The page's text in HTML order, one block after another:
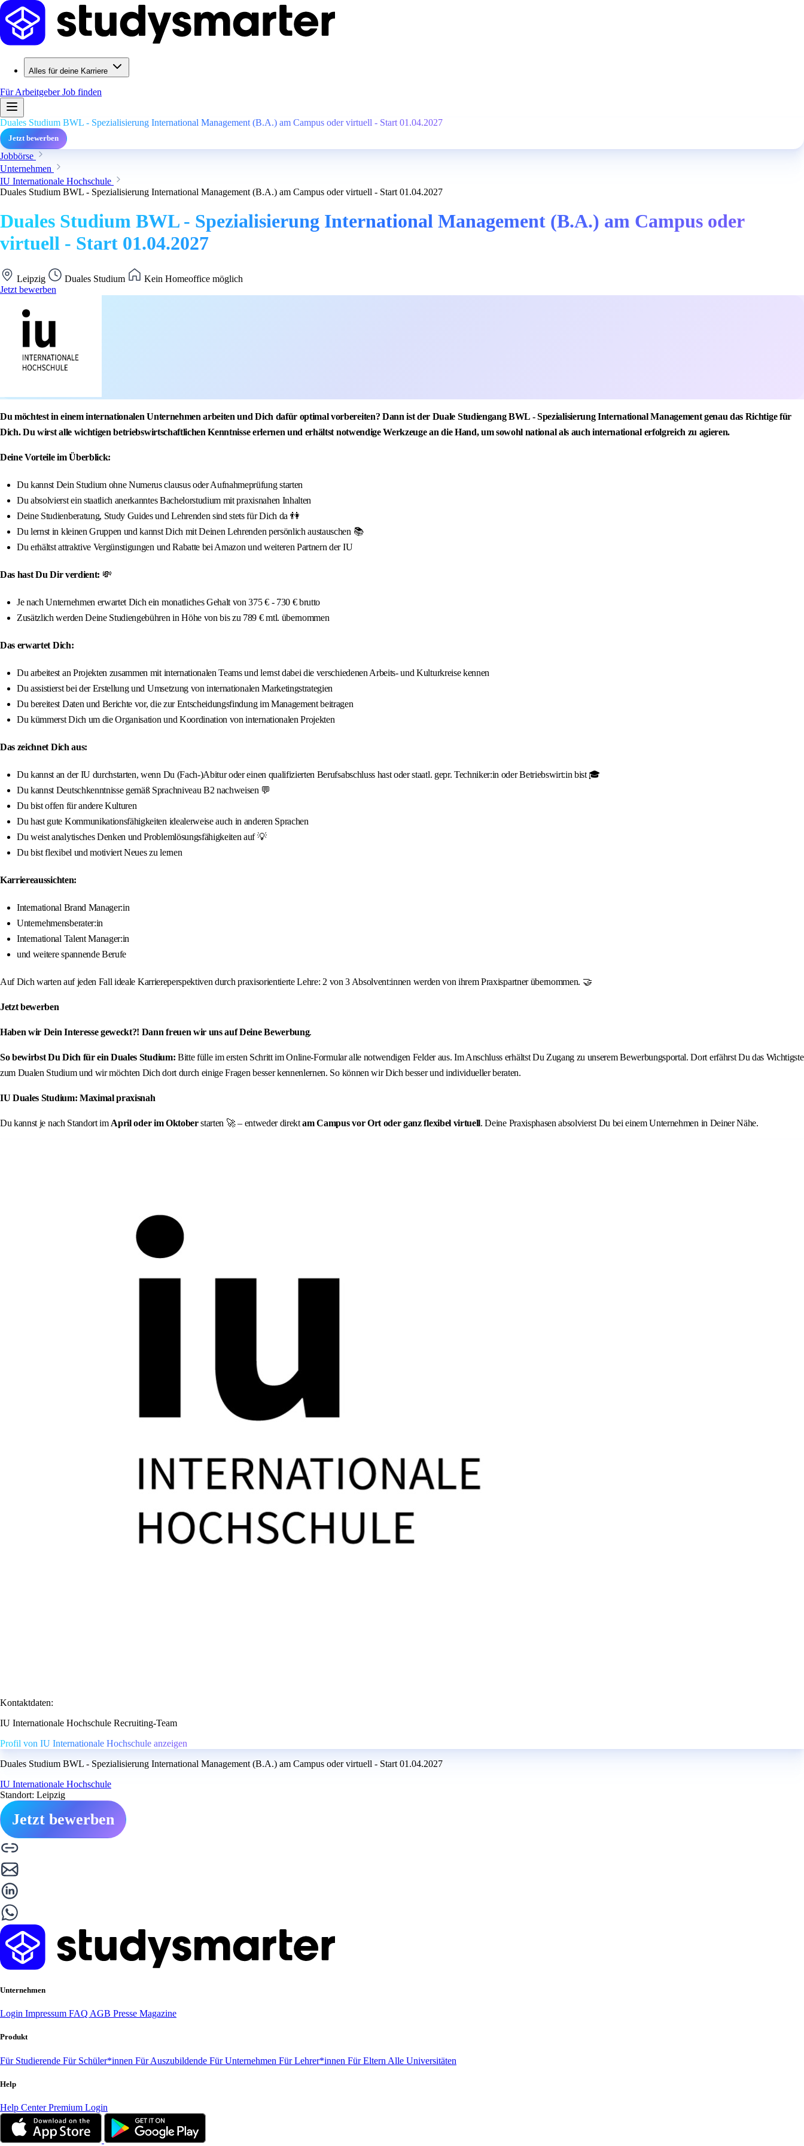
Alles für deine Karriere
Für ArbeitgeberJob finden
Duales Studium BWL - Spezialisierung International Management (B.A.) am Campus oder virtuell - Start 01.04.2027
Jetzt bewerben
Jobbörse
Unternehmen
IU Internationale Hochschule
Duales Studium BWL - Spezialisierung International Management (B.A.) am Campus oder virtuell - Start 01.04.2027
Duales Studium BWL - Spezialisierung International Management (B.A.) am Campus oder
virtuell - Start 01.04.2027
Leipzig Duales Studium
Kein Homeoffice möglich
Jetzt bewerben
Du möchtest in einem internationalen Unternehmen arbeiten und Dich dafür optimal vorbereiten? Dann ist der Duale Studiengang BWL - Spezialisierung International Management genau das Richtige für
Dich. Du wirst alle wichtigen betriebswirtschaftlichen Kenntnisse erlernen und erhältst notwendige Werkzeuge an die Hand, um sowohl national als auch international erfolgreich zu agieren.
Deine Vorteile im Überblick:
Du kannst Dein Studium ohne Numerus clausus oder Aufnahmeprüfung starten
Du absolvierst ein staatlich anerkanntes Bachelorstudium mit praxisnahen Inhalten
Deine Studienberatung, Study Guides und Lehrenden sind stets für Dich da 👫
Du lernst in kleinen Gruppen und kannst Dich mit Deinen Lehrenden persönlich austauschen 📚
Du erhältst attraktive Vergünstigungen und Rabatte bei Amazon und weiteren Partnern der IU
Das hast Du Dir verdient: 💸
Je nach Unternehmen erwartet Dich ein monatliches Gehalt von 375 € - 730 € brutto
Zusätzlich werden Deine Studiengebühren in Höhe von bis zu 789 € mtl. übernommen
Das erwartet Dich:
Du arbeitest an Projekten zusammen mit internationalen Teams und lernst dabei die verschiedenen Arbeits- und Kulturkreise kennen
Du assistierst bei der Erstellung und Umsetzung von internationalen Marketingstrategien
Du bereitest Daten und Berichte vor, die zur Entscheidungsfindung im Management beitragen
Du kümmerst Dich um die Organisation und Koordination von internationalen Projekten
Das zeichnet Dich aus:
Du kannst an der IU durchstarten, wenn Du (Fach-)Abitur oder einen qualifizierten Berufsabschluss hast oder staatl. gepr. Techniker:in oder Betriebswirt:in bist 🎓
Du kannst Deutschkenntnisse gemäß Sprachniveau B2 nachweisen 💬
Du bist offen für andere Kulturen
Du hast gute Kommunikationsfähigkeiten idealerweise auch in anderen Sprachen
Du weist analytisches Denken und Problemlösungsfähigkeiten auf 💡
Du bist flexibel und motiviert Neues zu lernen
Karriereaussichten:
International Brand Manager:in
Unternehmensberater:in
International Talent Manager:in
und weitere spannende Berufe
Auf Dich warten auf jeden Fall ideale Karriereperspektiven durch praxisorientierte Lehre: 2 von 3 Absolvent:innen werden von ihrem Praxispartner übernommen. 🤝
Jetzt bewerben
Haben wir Dein Interesse geweckt?! Dann freuen wir uns auf Deine Bewerbung.
So bewirbst Du Dich für ein Duales Studium: Bitte fülle im ersten Schritt im Online-Formular alle notwendigen Felder aus. Im Anschluss erhältst Du Zugang zu unserem Bewerbungsportal. Dort erfährst Du das Wichtigste
zum Dualen Studium und wir möchten Dich dort durch einige Fragen besser kennenlernen. So können wir Dich besser und individueller beraten.
IU Duales Studium: Maximal praxisnah
Du kannst je nach Standort im April oder im Oktoberstarten 🚀 – entweder direktam Campus vor Ort oder ganz flexibel virtuell. Deine Praxisphasen absolvierst Du bei einem Unternehmen in Deiner Nähe.
Kontaktdaten:
IU Internationale Hochschule Recruiting-Team
Profil von IU Internationale Hochschule anzeigen
Duales Studium BWL - Spezialisierung International Management (B.A.) am Campus oder virtuell - Start 01.04.2027
IU Internationale Hochschule
Standort: Leipzig
Jetzt bewerben
Unternehmen
Login Impressum FAQ AGB Presse Magazine
Produkt
Für Studierende Für Schüler*innen Für Auszubildende Für Unternehmen Für Lehrer*innen Für Eltern Alle Universitäten
Help
Help CenterPremium Login